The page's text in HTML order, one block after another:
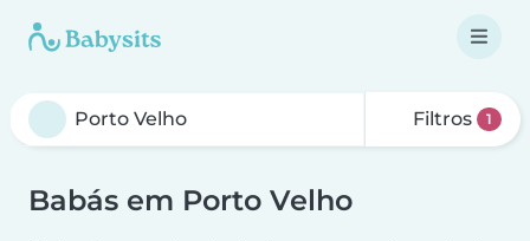
Filtros 1
Babás em Porto Velho